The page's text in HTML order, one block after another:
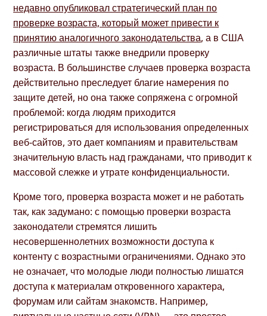
недавно опубликовал стратегический план по
проверке возраста, который может привести к
принятию аналогичного законодательства, а в США
различные штаты также внедрили проверку
возраста. В большинстве случаев проверка возраста
действительно преследует благие намерения по
защите детей, но она также сопряжена с огромной
проблемой: когда людям приходится
регистрироваться для использования определенных
веб-сайтов, это дает компаниям и правительствам
значительную власть над гражданами, что приводит к
массовой слежке и утрате конфиденциальности.
Кроме того, проверка возраста может и не работать
так, как задумано: с помощью проверки возраста
законодатели стремятся лишить
несовершеннолетних возможности доступа к
контенту с возрастными ограничениями. Однако это
не означает, что молодые люди полностью лишатся
доступа к материалам откровенного характера,
форумам или сайтам знакомств. Например,